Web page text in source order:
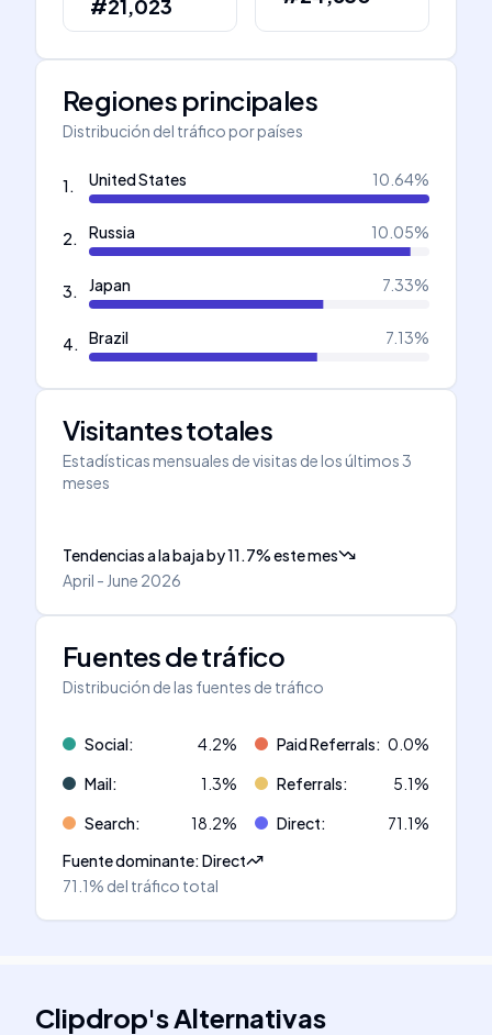
#21,023
Regiones principales
Distribución del tráfico por países
1. United States 10.64%
2. Russia 10.05%
3. Japan 7.33%
4. Brazil 7.13%
Visitantes totales
Estadísticas mensuales de visitas de los últimos 3
meses
Tendencias a la bajaby11.7%este mes
April - June 2026
Fuentes de tráfico
Distribución de las fuentes de tráfico
Social: 4.2% Paid Referrals: 0.0%
Mail: 1.3% Referrals: 5.1%
Search: 18.2% Direct: 71.1%
Fuente dominante:Direct
71.1% del tráfico total
Clipdrop'sAlternativas